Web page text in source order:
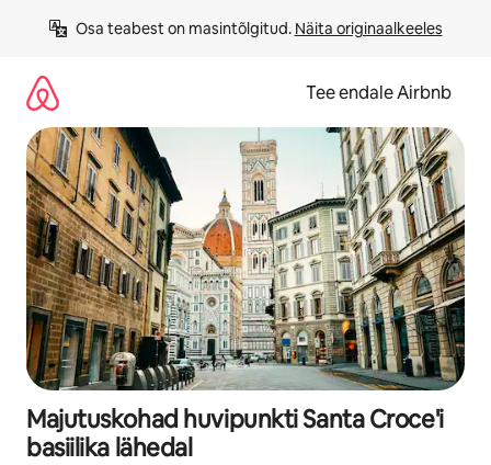
Osa teabest on masintõlgitud. Näita originaalkeeles
Tee endale Airbnb
Majutuskohad huvipunkti Santa Croce'i
basiilika lähedal